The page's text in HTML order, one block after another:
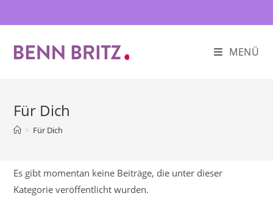
Inhalt
MENÜ
Für Dich
> Für Dich
Es gibt momentan keine Beiträge, die unter dieser
Kategorie veröffentlicht wurden.